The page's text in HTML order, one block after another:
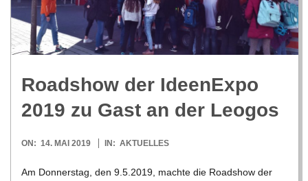
R
E
G
Road­show der Ideen­Expo
2019 zu Gast an der Leogos
2019-
ON: 14. MAI 2019 IN: AKTUELLES
Am Don­ners­tag, den 9.5.2019, machte die Road­show der